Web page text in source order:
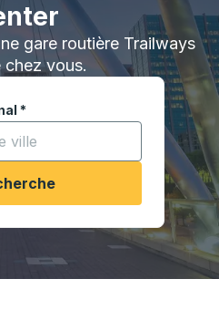
gare routière Trailways
chez vous.
*
une ville pour ouvrir les